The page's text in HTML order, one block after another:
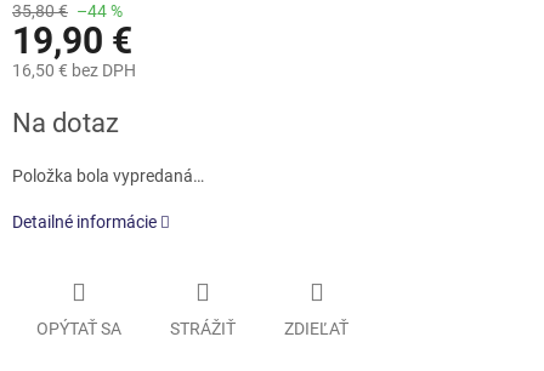
35,80 € –44 %
19,90 €
16,50 € bez DPH
cena:
Na dotaz
Položka bola vypredaná…
Detailné informácie
OPÝTAŤ SA STRÁŽIŤ ZDIEĽAŤ